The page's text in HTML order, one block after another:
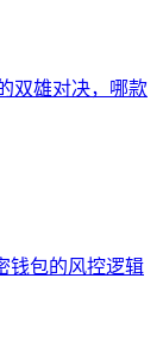
双雄对决，哪款
钱包的风控逻辑